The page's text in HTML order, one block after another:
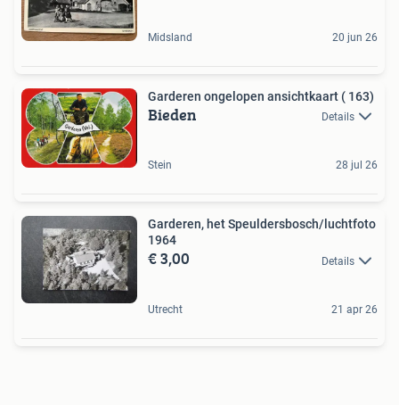
Midsland 20 jun 26
Garderen ongelopen ansichtkaart ( 163)
Bieden Details
Stein 28 jul 26
Garderen, het Speuldersbosch/luchtfoto
1964
€ 3,00 Details
Utrecht 21 apr 26